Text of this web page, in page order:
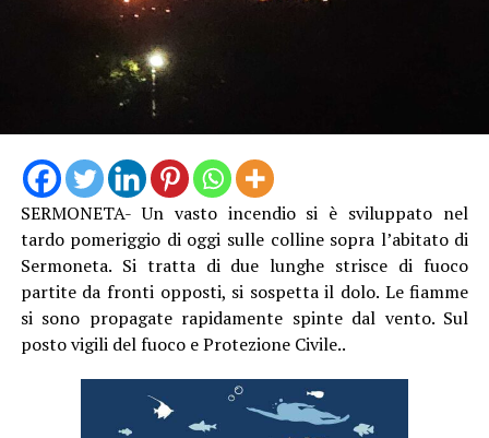
SERMONETA- Un vasto incendio si è sviluppato nel
tardo pomeriggio di oggi sulle colline sopra l’abitato di
Sermoneta. Si tratta di due lunghe strisce di fuoco
partite da fronti opposti, si sospetta il dolo. Le fiamme
si sono propagate rapidamente spinte dal vento. Sul
posto vigili del fuoco e Protezione Civile..